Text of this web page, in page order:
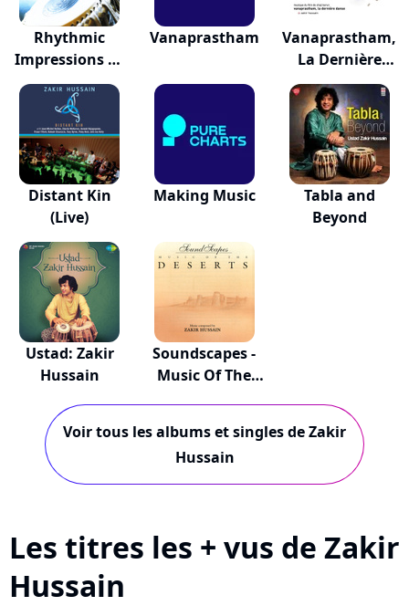
Rhythmic
Impressions Of
Ustad...
Vanaprastham
Vanaprastham,
La Dernière
Dan...
Distant Kin
(Live)
Making Music
Tabla and
Beyond
Ustad: Zakir
Hussain
Soundscapes -
Music Of The
Voir tous les albums et singles de Zakir
Hussain
Les titres les + vus de Zakir
Hussain